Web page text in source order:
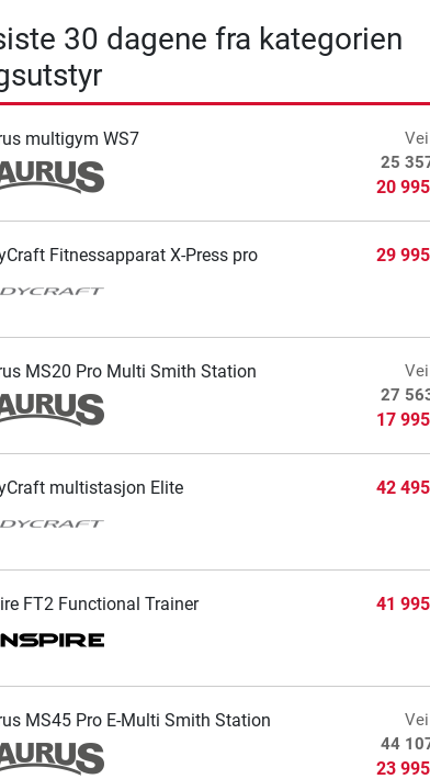
30 dagene fra kategorien
multigym WS7
25
20
Fitnessapparat X-Press pro 29
MS20 Pro Multi Smith Station
27
17
multistasjon Elite 42
FT2 Functional Trainer 41
MS45 Pro E-Multi Smith Station
44
23